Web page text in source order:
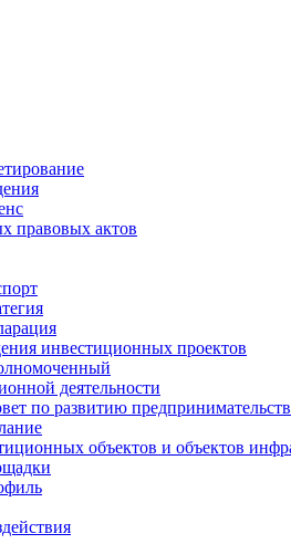
правовых актов
инвестиционных проектов
деятельности
по развитию
объектов и объектов